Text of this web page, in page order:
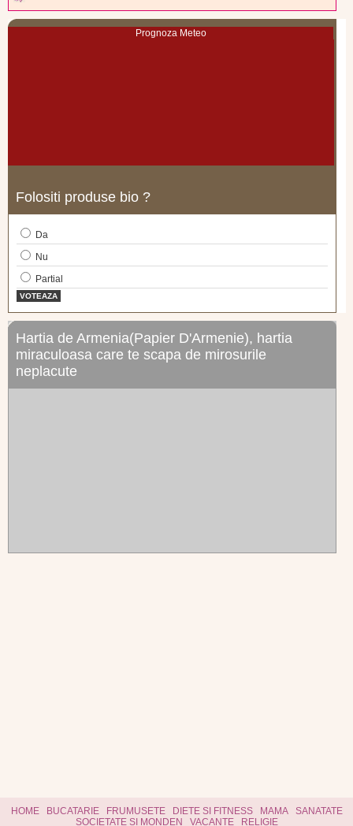
Prognoza Meteo
Folositi produse bio ?
Da
Nu
Partial
VOTEAZA
Hartia de Armenia(Papier D'Armenie), hartia
miraculoasa care te scapa de mirosurile
neplacute
HOME BUCATARIE FRUMUSETE DIETE SI FITNESS MAMA
SANATATE
SOCIETATE SI MONDEN
VACANTE RELIGIE